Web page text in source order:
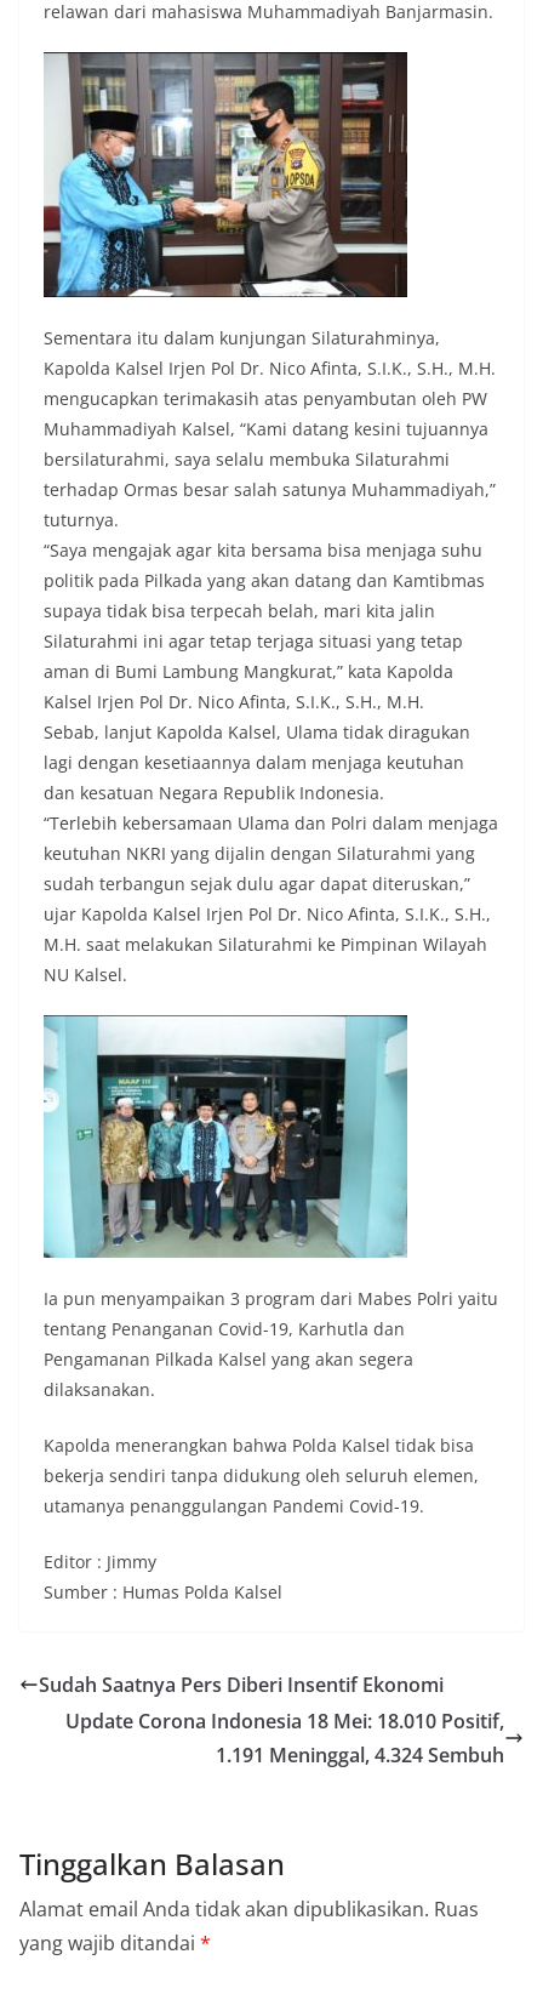
relawan dari mahasiswa Muhammadiyah Banjarmasin.
Sementara itu dalam kunjungan Silaturahminya,
Kapolda Kalsel Irjen Pol Dr. Nico Afinta, S.I.K., S.H., M.H.
mengucapkan terimakasih atas penyambutan oleh PW
Muhammadiyah Kalsel, “Kami datang kesini tujuannya
bersilaturahmi, saya selalu membuka Silaturahmi
terhadap Ormas besar salah satunya Muhammadiyah,”
tuturnya.
“Saya mengajak agar kita bersama bisa menjaga suhu
politik pada Pilkada yang akan datang dan Kamtibmas
supaya tidak bisa terpecah belah, mari kita jalin
Silaturahmi ini agar tetap terjaga situasi yang tetap
aman di Bumi Lambung Mangkurat,” kata Kapolda
Kalsel Irjen Pol Dr. Nico Afinta, S.I.K., S.H., M.H.
Sebab, lanjut Kapolda Kalsel, Ulama tidak diragukan
lagi dengan kesetiaannya dalam menjaga keutuhan
dan kesatuan Negara Republik Indonesia.
“Terlebih kebersamaan Ulama dan Polri dalam menjaga
keutuhan NKRI yang dijalin dengan Silaturahmi yang
sudah terbangun sejak dulu agar dapat diteruskan,”
ujar Kapolda Kalsel Irjen Pol Dr. Nico Afinta, S.I.K., S.H.,
M.H. saat melakukan Silaturahmi ke Pimpinan Wilayah
NU Kalsel.
Ia pun menyampaikan 3 program dari Mabes Polri yaitu
tentang Penanganan Covid-19, Karhutla dan
Pengamanan Pilkada Kalsel yang akan segera
dilaksanakan.
Kapolda menerangkan bahwa Polda Kalsel tidak bisa
bekerja sendiri tanpa didukung oleh seluruh elemen,
utamanya penanggulangan Pandemi Covid-19.
Editor : Jimmy
Sumber : Humas Polda Kalsel
Sudah Saatnya Pers Diberi Insentif Ekonomi
Update Corona Indonesia 18 Mei: 18.010 Positif,
1.191 Meninggal, 4.324 Sembuh
Tinggalkan Balasan
Alamat email Anda tidak akan dipublikasikan. Ruas
yang wajib ditandai *